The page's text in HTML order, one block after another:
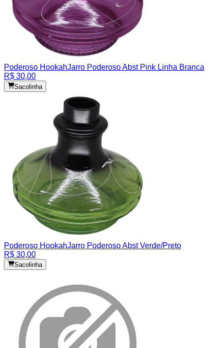
Poderoso HookahJarro Poderoso Abst Pink Linha Branca
R$ 30,00
Sacolinha
Poderoso HookahJarro Poderoso Abst Verde/Preto
R$ 30,00
Sacolinha